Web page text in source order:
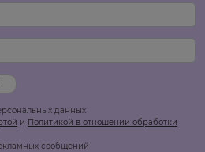
данных
и Политикой в отношении обработки
сообщений